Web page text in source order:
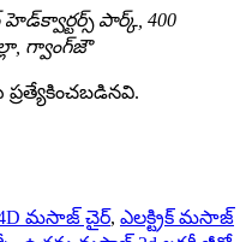
హెడ్‌క్వార్టర్స్ పార్క్, 400
గ్వాంగ్‌జౌ
ప్రత్యేకించబడినవి.
మసాజ్ చైర్, ఎలక్ట్రిక్ మసాజ్